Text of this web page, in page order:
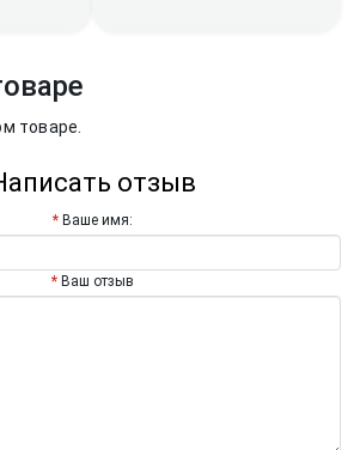
товаре.
отзыв
Ваше имя:
Ваш отзыв